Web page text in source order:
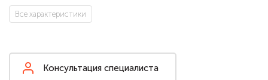
Все характеристики
Консультация специалиста